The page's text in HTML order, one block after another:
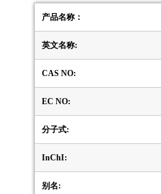
产品名称：
英文名称:
CAS NO:
EC NO:
分子式:
InChI:
别名: